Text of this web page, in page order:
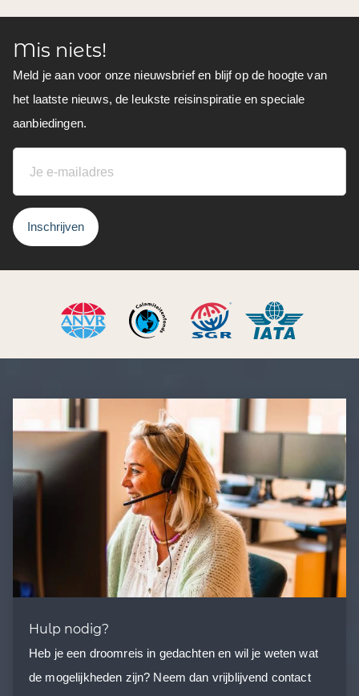
Mis niets!
Meld je aan voor onze nieuwsbrief en blijf op de hoogte van
het laatste nieuws, de leukste reisinspiratie en speciale
aanbiedingen.
Inschrijven
Hulp nodig?
Heb je een droomreis in gedachten en wil je weten wat
de mogelijkheden zijn? Neem dan vrijblijvend contact